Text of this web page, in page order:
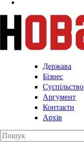
Держава
Бізнес
Суспільство
Аргумент
Контакти
Архів